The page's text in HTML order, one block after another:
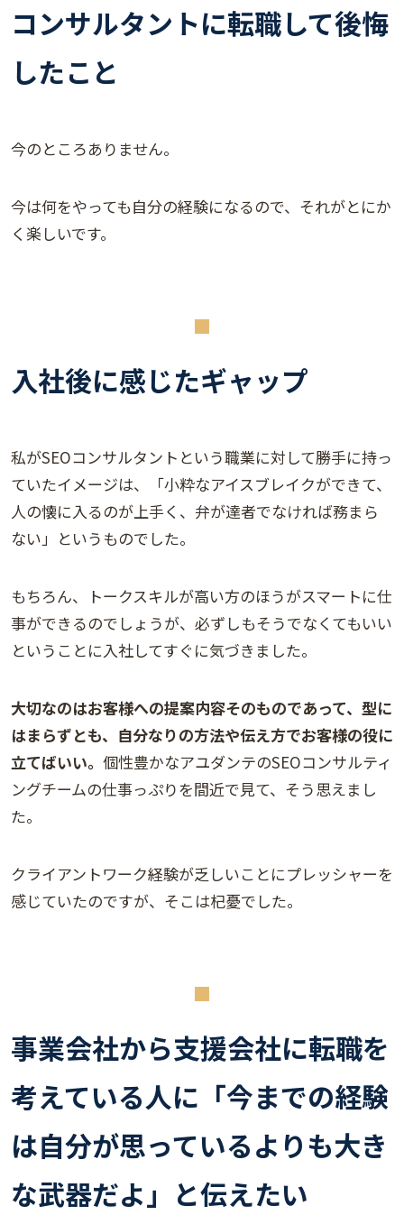
コンサルタントに転職して後悔
したこと
今のところありません。
今は何をやっても自分の経験になるので、それがとにか
く楽しいです。
入社後に感じたギャップ
私がSEOコンサルタントという職業に対して勝手に持っ
ていたイメージは、「小粋なアイスブレイクができて、
人の懐に入るのが上手く、弁が達者でなければ務まら
ない」というものでした。
もちろん、トークスキルが高い方のほうがスマートに仕
事ができるのでしょうが、必ずしもそうでなくてもいい
ということに入社してすぐに気づきました。
大切なのはお客様への提案内容そのものであって、型に
はまらずとも、自分なりの方法や伝え方でお客様の役に
立てばいい。 個性豊かなアユダンテのSEOコンサルティ
ングチームの仕事っぷりを間近で見て、そう思えまし
た。
クライアントワーク経験が乏しいことにプレッシャーを
感じていたのですが、そこは杞憂でした。
事業会社から支援会社に転職を
考えている人に「今までの経験
は自分が思っているよりも大き
な武器だよ」と伝えたい